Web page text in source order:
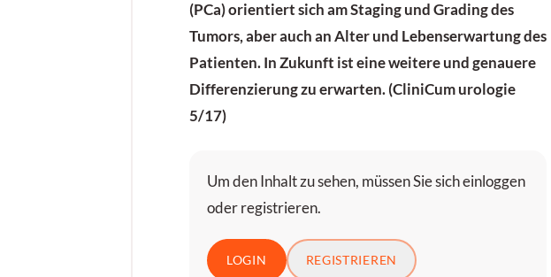
(PCa) orientiert sich am Staging und Grading des
Tumors, aber auch an Alter und Lebenserwartung des
Patienten. In Zukunft ist eine weitere und genauere
Differenzierung zu erwarten. (CliniCum urologie
5/17)
Um den Inhalt zu sehen, müssen Sie sich einloggen
oder registrieren.
LOGIN REGISTRIEREN